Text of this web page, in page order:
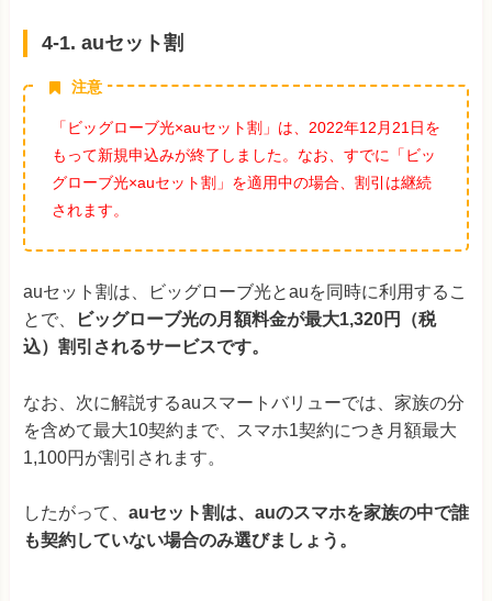
4-1. auセット割
注意
「ビッグローブ光×auセット割」は、2022年12月21日を
もって新規申込みが終了しました。なお、すでに「ビッ
グローブ光×auセット割」を適用中の場合、割引は継続
されます。
auセット割は、ビッグローブ光とauを同時に利用するこ
とで、
ビッグローブ光の月額料金が最大1,320円（税
込）割引されるサービスです。
なお、次に解説するauスマートバリューでは、家族の分
を含めて最大10契約まで、スマホ1契約につき月額最大
1,100円が割引されます。
したがって、 auセット割は、auのスマホを家族の中で誰
も契約していない場合のみ選びましょう。